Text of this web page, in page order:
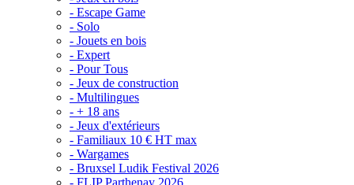
- Escape Game
- Solo
- Jouets en bois
- Expert
- Pour Tous
- Jeux de construction
- Multilingues
- + 18 ans
- Jeux d'extérieurs
- Familiaux 10 € HT max
- Wargames
- Bruxsel Ludik Festival 2026
- FLIP Parthenay 2026